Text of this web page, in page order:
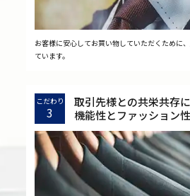
お客様に安心してお買い物していただくために
ています。
こだわり
3
取引先様との共栄共存
機能性とファッション